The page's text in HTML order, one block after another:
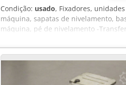
Condição: usado, Fixadores,
máquina, sapatas de nivelamento,
máquina, pé de nivelamento -
ferramentas e instalações -Preço:
245/140/H100 1 peça Crsdpfod N D